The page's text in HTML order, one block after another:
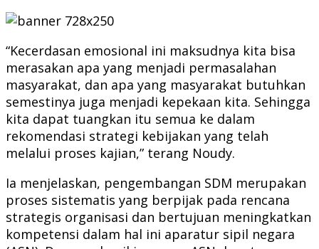
“Kecerdasan emosional ini maksudnya kita bisa
merasakan apa yang menjadi permasalahan
masyarakat, dan apa yang masyarakat butuhkan
semestinya juga menjadi kepekaan kita. Sehingga
kita dapat tuangkan itu semua ke dalam
rekomendasi strategi kebijakan yang telah
melalui proses kajian,” terang Noudy.
Ia menjelaskan, pengembangan SDM merupakan
proses sistematis yang berpijak pada rencana
strategis organisasi dan bertujuan meningkatkan
kompetensi dalam hal ini aparatur sipil negara